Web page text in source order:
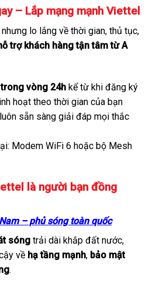
– Lắp mạng mạnh Viettel
lo lắng về thời gian, thủ tục,
trợ khách hàng tận tâm từ A
vòng 24h kể từ khi đăng ký
hoạt theo thời gian của bạn
sẵn sàng giải đáp mọi thắc
Modem WiFi 6 hoặc bộ Mesh
là người bạn đồng
– phủ sóng toàn quốc
sóng trải dài khắp đất nước,
về hạ tầng mạnh, bảo mật
.